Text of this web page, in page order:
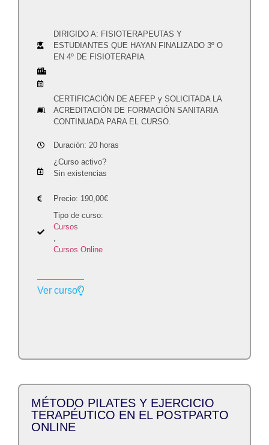
DIRIGIDO A: FISIOTERAPEUTAS Y
ESTUDIANTES QUE HAYAN FINALIZADO 3º O
EN 4º DE FISIOTERAPIA
CERTIFICACIÓN DE AEFEP y SOLICITADA LA
ACREDITACIÓN DE FORMACIÓN SANITARIA
CONTINUADA PARA EL CURSO.
Duración: 20 horas
¿Curso activo?
Sin existencias
Precio: 190,00€
Tipo de curso:
Cursos
,
Cursos Online
Ver curso
MÉTODO PILATES Y EJERCICIO
TERAPÉUTICO EN EL POSTPARTO
ONLINE